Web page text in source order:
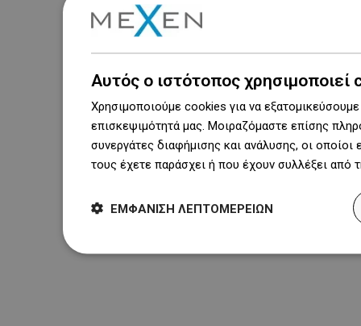
Αυτός ο ιστότοπος χρησιμοποιεί
Χρησιμοποιούμε cookies για να
επισκεψιμότητά μας. Μοιραζόμαστε επίσης
συνεργάτες διαφήμισης και ανάλυσης, οι
τους έχετε παράσχει ή που έχουν συλλέξει
ΕΜΦΆΝΙΣΗ ΛΕΠΤΟΜΕΡΕΙΏΝ